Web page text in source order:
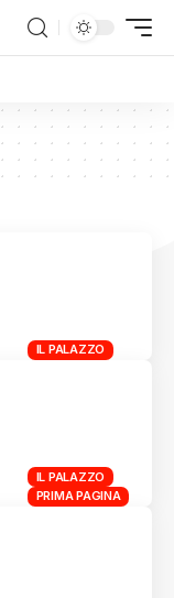
IL PALAZZO
IL PALAZZO
PRIMA PAGINA